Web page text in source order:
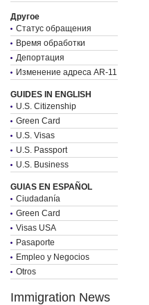
Другое
Статус обращения
Время обработки
Депортация
Изменение адреса AR-11
GUIDES IN ENGLISH
U.S. Citizenship
Green Card
U.S. Visas
U.S. Passport
U.S. Business
GUIAS EN ESPAÑOL
Ciudadanía
Green Card
Visas USA
Pasaporte
Empleo y Negocios
Otros
Immigration News